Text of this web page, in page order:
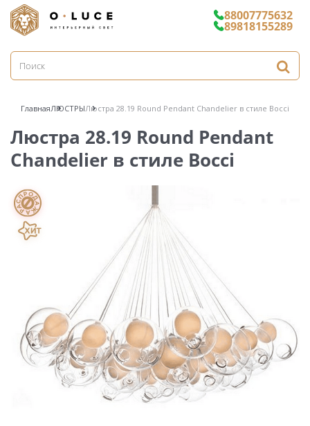
88007775632
89818155289
ГлавнаяЛЮСТРЫЛюстра 28.19 Round Pendant Chandelier в стиле Bocci
Люстра 28.19 Round Pendant
Chandelier в стиле Bocci